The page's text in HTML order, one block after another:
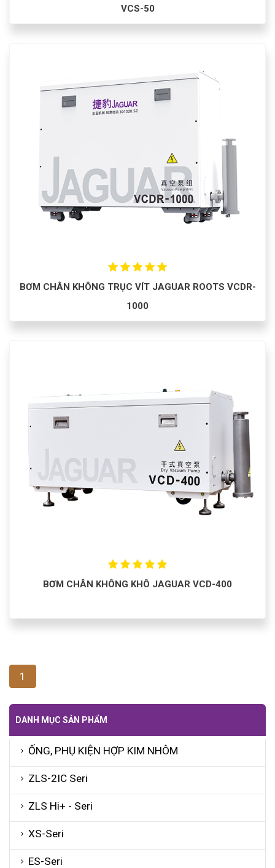
VCS-50
BƠM CHÂN KHÔNG TRỤC VÍT JAGUAR ROOTS VCDR-
1000
BƠM CHÂN KHÔNG KHÔ JAGUAR VCD-400
1
DANH MỤC SẢN PHẨM
ỐNG, PHỤ KIỆN HỢP KIM NHÔM
ZLS-2IC Seri
ZLS Hi+ - Seri
XS-Seri
ES-Seri